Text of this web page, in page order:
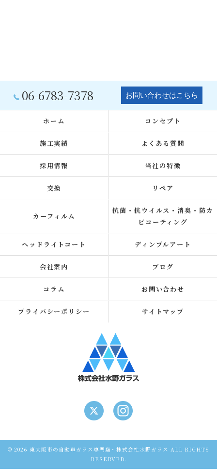
06-6783-7378 お問い合わせはこちら
ホーム コンセプト
施工実績 よくある質問
採用情報 当社の特徴
交換 リペア
カーフィルム
抗菌・抗ウイルス・消臭・防カ
ビコーティング
ヘッドライトコート ディンプルアート
会社案内 ブログ
コラム お問い合わせ
プライバシーポリシー サイトマップ
© 2026 東大阪市の自動車ガラス専門店・株式会社水野ガラス ALL RIGHTS
RESERVED.